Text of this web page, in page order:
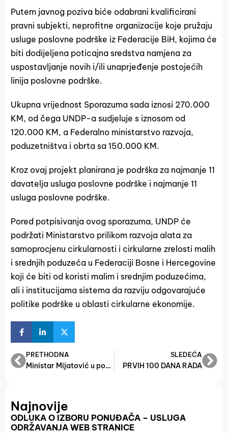
Putem javnog poziva biće odabrani kvalificirani
pravni subjekti, neprofitne organizacije koje pružaju
usluge poslovne podrške iz Federacije BiH, kojima će
biti dodijeljena poticajna sredstva namjena za
uspostavljanje novih i/ili unaprjeđenje postojećih
linija poslovne podrške.
Ukupna vrijednost Sporazuma sada iznosi 270.000
KM, od čega UNDP-a sudjeluje s iznosom od
120.000 KM, a Federalno ministarstvo razvoja,
poduzetništva i obrta sa 150.000 KM.
Kroz ovaj projekt planirana je podrška za najmanje 11
davatelja usluga poslovne podrške i najmanje 11
usluga poslovne podrške.
Pored potpisivanja ovog sporazuma, UNDP će
podržati Ministarstvo prilikom razvoja alata za
samoprocjenu cirkularnosti i cirkularne zrelosti malih
i srednjih poduzeća u Federaciji Bosne i Hercegovine
koji će biti od koristi malim i srednjim poduzećima,
ali i institucijama sistema da razviju odgovarajuće
politike podrške u oblasti cirkularne ekonomije.
PRETHODNA
Ministar Mijatović u posjeti Bosansko-podrinjskom kantonu.
SLEDEĆA
PRVIH 100 DANA RADA
Najnovije
ODLUKA O IZBORU PONUĐAČA – USLUGA
ODRŽAVANJA WEB STRANICE